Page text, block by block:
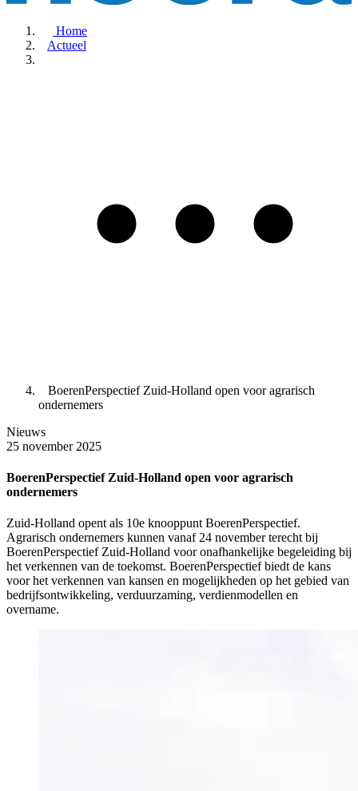
Home
Actueel
BoerenPerspectief Zuid-Holland open voor agrarisch
ondernemers
Nieuws
25 november 2025
BoerenPerspectief Zuid-Holland open voor agrarisch
ondernemers
Zuid-Holland opent als 10e knooppunt BoerenPerspectief.
Agrarisch ondernemers kunnen vanaf 24 november terecht bij
BoerenPerspectief Zuid-Holland voor onafhankelijke begeleiding bij
het verkennen van de toekomst. BoerenPerspectief biedt de kans
voor het verkennen van kansen en mogelijkheden op het gebied van
bedrijfsontwikkeling, verduurzaming, verdienmodellen en
overname.